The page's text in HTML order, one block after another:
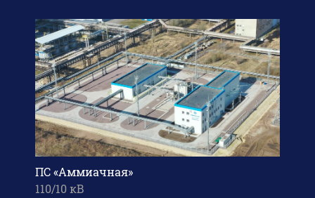
ПС «Аммиачная»
110/10 кВ